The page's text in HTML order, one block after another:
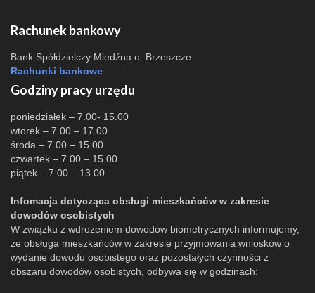
Rachunek bankowy
Bank Spółdzielczy Miedźna o. Brzeszcze
Rachunki bankowe
Godziny pracy urzędu
poniedziałek – 7.00- 15.00
wtorek – 7.00 – 17.00
środa – 7.00 – 15.00
czwartek – 7.00 – 15.00
piątek – 7.00 – 13.00
Infomacja dotycząca obsługi mieszkańców w zakresie
dowodów osobistych
W związku z wdrożeniem dowodów biometrycznych informujemy,
że obsługa mieszkańców w zakresie przyjmowania wniosków o
wydanie dowodu osobistego oraz pozostałych czynności z
obszaru dowodów osobistych, odbywa się w godzinach: